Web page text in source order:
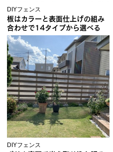
DIYフェンス
板はカラーと表面仕上げの組み
合わせで14タイプから選べる
DIYフェンス